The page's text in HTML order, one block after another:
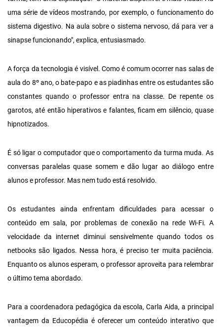
uma série de vídeos mostrando, por exemplo, o funcionamento do
sistema digestivo. Na aula sobre o sistema nervoso, dá para ver a
sinapse funcionando", explica, entusiasmado.
A força da tecnologia é visível. Como é comum ocorrer nas salas de
aula do 8º ano, o bate-papo e as piadinhas entre os estudantes são
constantes quando o professor entra na classe. De repente os
garotos, até então hiperativos e falantes, ficam em silêncio, quase
hipnotizados.
É só ligar o computador que o comportamento da turma muda. As
conversas paralelas quase somem e dão lugar ao diálogo entre
alunos e professor. Mas nem tudo está resolvido.
Os estudantes ainda enfrentam dificuldades para acessar o
conteúdo em sala, por problemas de conexão na rede Wi-Fi. A
velocidade da internet diminui sensivelmente quando todos os
netbooks são ligados. Nessa hora, é preciso ter muita paciência.
Enquanto os alunos esperam, o professor aproveita para relembrar
o último tema abordado.
Para a coordenadora pedagógica da escola, Carla Aida, a principal
vantagem da Educopédia é oferecer um conteúdo interativo que